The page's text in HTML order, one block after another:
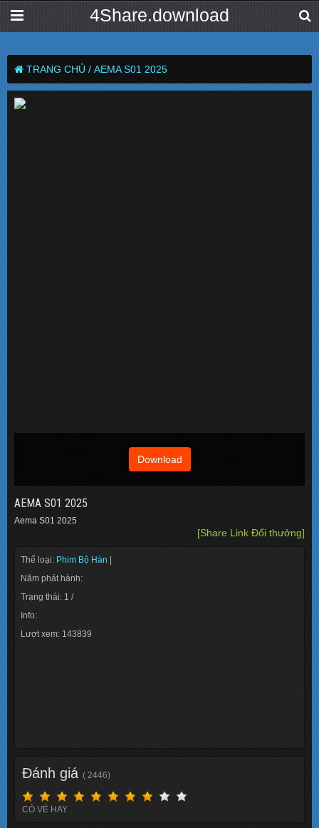
4Share.download
TRANG CHỦ / AEMA S01 2025
Download
AEMA S01 2025
Aema S01 2025
[Share Link Đổi thưởng]
Thể loại: Phim Bộ Hàn
Năm phát hành:
Trạng thái: 1 /
Info:
Lượt xem: 143839
Đánh giá ( 2446)
CÓ VẺ HAY